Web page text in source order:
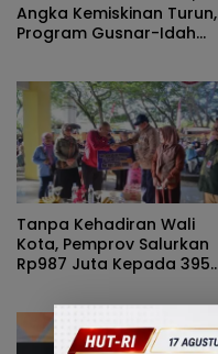
Angka Kemiskinan Turun,
Program Gusnar-Idah
Tanpa Kehadiran Wali
Kota, Pemprov Salurkan
Rp987 Juta Kepada 395
Gorontalo